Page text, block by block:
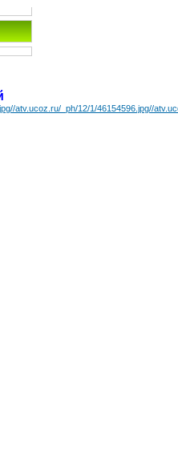
//atv.ucoz.ru/_ph/12/1/46154596.jpg//